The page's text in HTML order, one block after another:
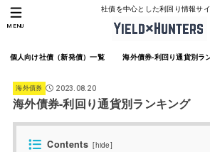
社債を中心とした利回り情報サ
個人向け社債（新発債）一覧 海外債券-利回り通貨別ラ
MENU
海外債券 2023.08.20
海外債券-利回り通貨別ランキング
Contents [hide]